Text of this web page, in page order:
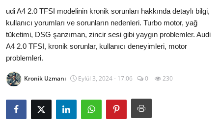
İletişim
Trafik & Cezalar
Sigorta & Kasko
Vergi & ÖTV & MTV
Sorgulamalar
udi A4 2.0 TFSI modelinin kronik sorunları hakkında detaylı bilgi,
kullanıcı yorumları ve sorunların nedenleri. Turbo motor, yağ
tüketimi, DSG şanzıman, zincir sesi gibi yaygın problemler. Audi
A4 2.0 TFSI, kronik sorunlar, kullanıcı deneyimleri, motor
problemleri.
Kronik Uzmanı Eylül 3, 2024 - 17:06 0 230